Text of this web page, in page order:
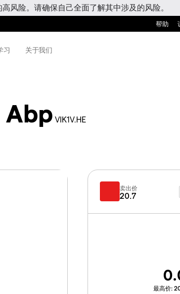
风险。请确保自己全面了解其中涉及的风险。
帮助
习 关于我们
VIK1V.HE
卖出价
20.7
最高价: